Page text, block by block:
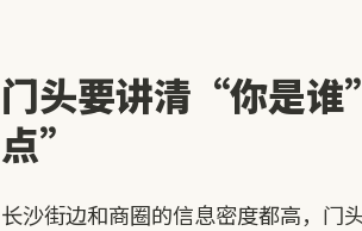
门头要讲清“你是
点”
长沙街边和商圈的信息密度都高，门